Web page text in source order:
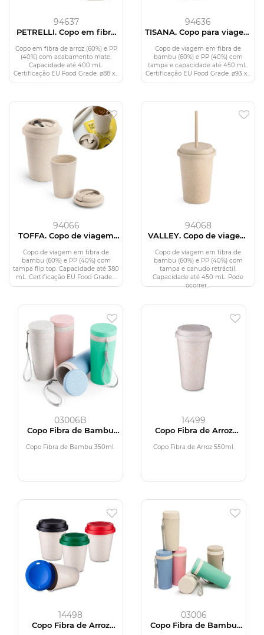
94637
PETRELLI. Copo em fibra
(400 mL)
Copo em fibra de arroz (60%) e PP
(40%) com acabamento mate.
Capacidade até 400 mL.
Certificação EU Food Grade. ø88 x...
94636
TISANA. Copo para viagem
e PP (40%) (450 mL)
Copo de viagem em fibra de
bambu (60%) e PP (40%) com
tampa e capacidade até 450 mL.
Certificação EU Food Grade. ø93 x...
94066
TOFFA. Copo de viagem
e PP (40%) com tampa flip
top (380 mL)
Copo de viagem em fibra de
bambu (60%) e PP (40%) com
tampa flip top. Capacidade até 380
mL. Certificação EU Food Grade....
94068
VALLEY. Copo de viagem
e PP (40%) com tampa e
canudo (450 mL)
Copo de viagem em fibra de
bambu (60%) e PP (40%) com
tampa e canudo retráctil.
Capacidade até 450 mL. Pode
ocorrer...
03006B
Copo Fibra de Bambu
Copo Fibra de Bambu 350ml.
14499
Copo Fibra de Arroz
Copo Fibra de Arroz 550ml.
14498
Copo Fibra de Arroz
03006
Copo Fibra de Bambu